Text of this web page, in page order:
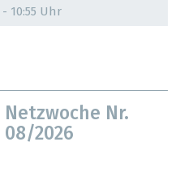
- 10:55 Uhr
Netzwoche Nr.
08/2026